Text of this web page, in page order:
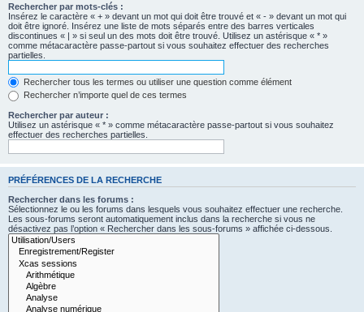
Rechercher par mots-clés :
Insérez le caractère « + » devant un mot qui doit être trouvé et « - » devant un mot qui
doit être ignoré. Insérez une liste de mots séparés entre des barres verticales
discontinues « | » si seul un des mots doit être trouvé. Utilisez un astérisque « * »
comme métacaractère passe-partout si vous souhaitez effectuer des recherches
partielles.
Rechercher tous les termes ou utiliser une question comme élément
Rechercher n’importe quel de ces termes
Rechercher par auteur :
Utilisez un astérisque « * » comme métacaractère passe-partout si vous souhaitez
effectuer des recherches partielles.
PRÉFÉRENCES DE LA RECHERCHE
Rechercher dans les forums :
Sélectionnez le ou les forums dans lesquels vous souhaitez effectuer une recherche.
Les sous-forums seront automatiquement inclus dans la recherche si vous ne
désactivez pas l’option « Rechercher dans les sous-forums » affichée ci-dessous.